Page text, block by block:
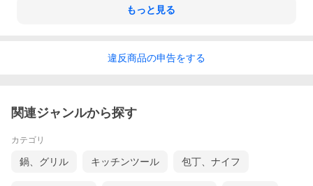
もっと見る
違反商品の申告をする
関連ジャンルから探す
カテゴリ
鍋、グリル キッチンツール 包丁、ナイフ